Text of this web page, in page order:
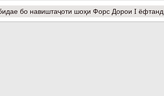
бо навиштаҷоти шоҳи Форс Дорои I ёфтанд